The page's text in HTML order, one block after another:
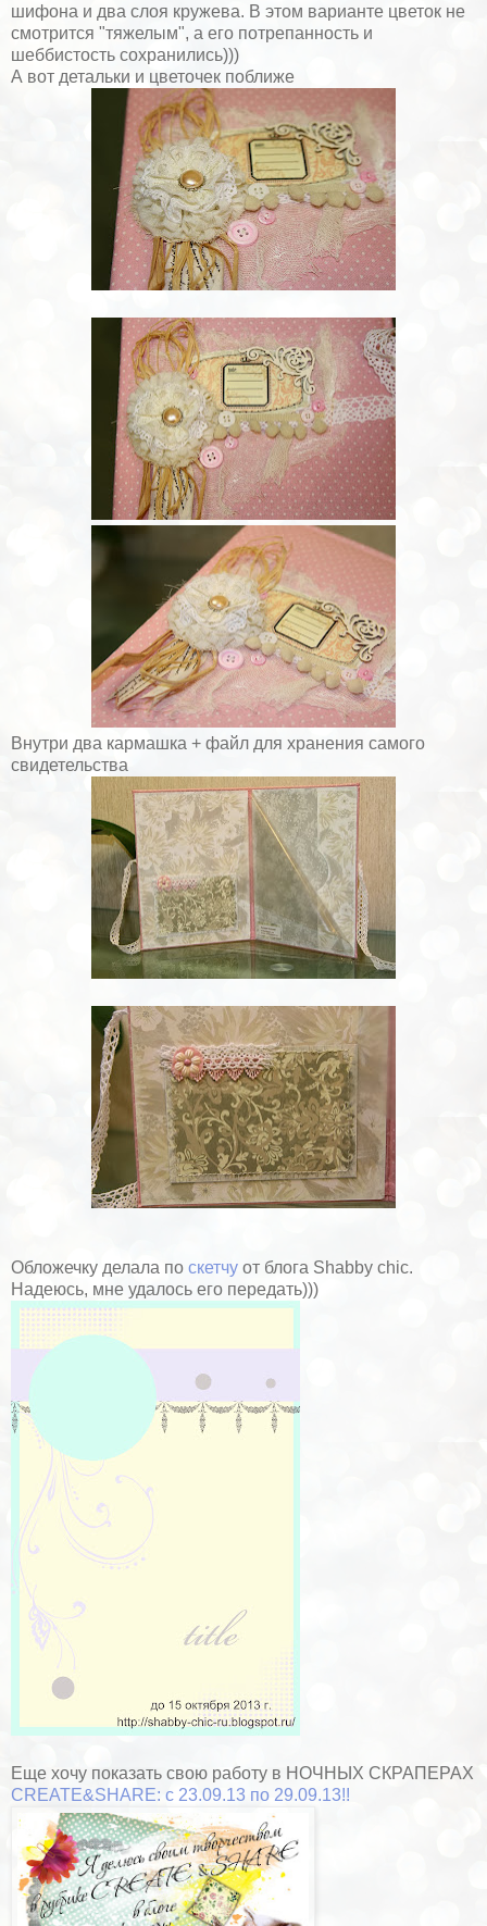
шифона и два слоя кружева. В этом варианте цветок не
смотрится "тяжелым", а его потрепанность и
шеббистость сохранились)))
А вот детальки и цветочек поближе
Внутри два кармашка + файл для хранения самого
свидетельства
Обложечку делала по скетчу от блога Shabby chic.
Надеюсь, мне удалось его передать)))
Еще хочу показать свою работу в НОЧНЫХ СКРАПЕРАХ
CREATE&SHARE: с 23.09.13 по 29.09.13!!